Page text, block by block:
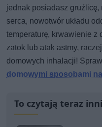
jednak posiadasz
serca, nowotwór układu
temperaturę, krwawienie z
zatok lub atak astmy,
domowych inhalacji!
domowymi sposobami
To czytają teraz inni